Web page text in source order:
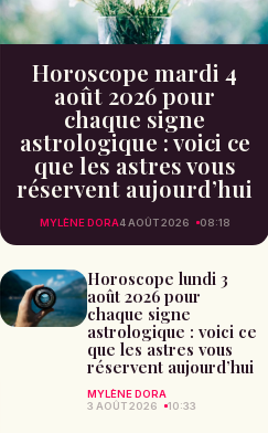
Horoscope mardi 4
août 2026 pour
chaque signe
astrologique : voici ce
que les astres vous
réservent aujourd’hui
MYLÈNE DORA4 AOÛT 2026 08:18
Horoscope lundi 3
août 2026 pour
chaque signe
astrologique : voici ce
que les astres vous
réservent aujourd’hui
MYLÈNE DORA
3 AOÛT 2026
10:33